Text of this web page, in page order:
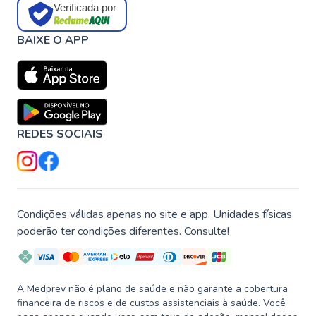
Verificada por
BAIXE O APP
REDES SOCIAIS
Condições válidas apenas no site e app. Unidades físicas
poderão ter condições diferentes. Consulte!
A Medprev não é plano de saúde e não garante a cobertura
financeira de riscos e de custos assistenciais à saúde. Você